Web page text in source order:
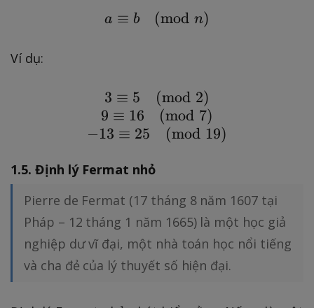
{
}
)
=
6
1
}
{
a \equiv b \pmod n
a ≡ b (mod n)
Ví dụ:
3 \equiv 5 \pmod
3 ≡ 5 (mod 2)
9 ≡ 16 (mod 7)
−13 ≡ 25 (mod 19)
1.5. Định lý Fermat nhỏ
Pierre de Fermat (17 tháng 8 năm 1607 tại
Pháp – 12 tháng 1 năm 1665) là một học giả
nghiệp dư vĩ đại, một nhà toán học nổi tiếng
và cha đẻ của lý thuyết số hiện đại.